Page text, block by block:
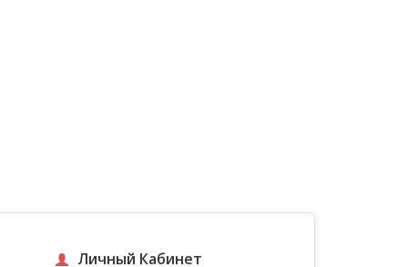
Личный Кабинет